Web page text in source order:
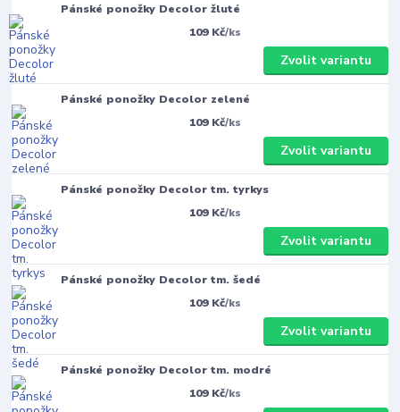
Pánské ponožky Decolor žluté
109 Kč/ks
Zvolit variantu
Pánské ponožky Decolor zelené
109 Kč/ks
Zvolit variantu
Pánské ponožky Decolor tm. tyrkys
109 Kč/ks
Zvolit variantu
Pánské ponožky Decolor tm. šedé
109 Kč/ks
Zvolit variantu
Pánské ponožky Decolor tm. modré
109 Kč/ks